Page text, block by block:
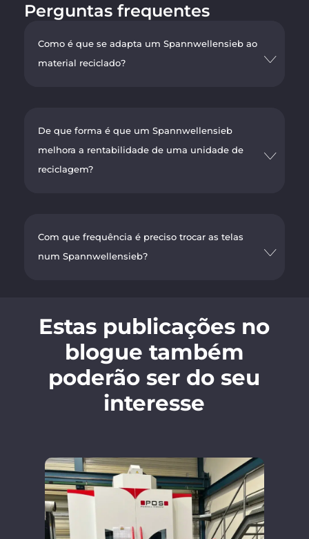
Perguntas frequentes
Como é que se adapta um Spannwellensieb ao
material reciclado?
De que forma é que um Spannwellensieb
melhora a rentabilidade de uma unidade de
reciclagem?
Com que frequência é preciso trocar as telas
num Spannwellensieb?
Estas publicações no
blogue também
poderão ser do seu
interesse